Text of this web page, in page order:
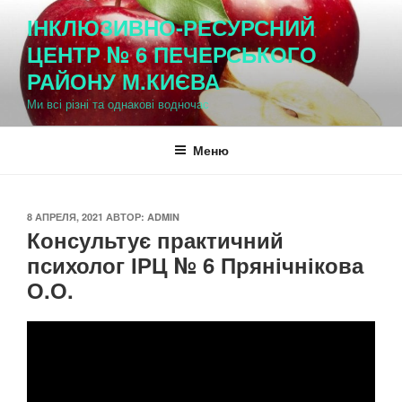
Перейти
содержимому
ІНКЛЮЗИВНО-РЕСУРСНИЙ
ЦЕНТР № 6 ПЕЧЕРСЬКОГО
РАЙОНУ М.КИЄВА
Ми всі різні та однакові водночас
Меню
ОПУБЛИКОВАНО
8 АПРЕЛЯ, 2021 АВТОР: ADMIN
Консультує практичний
психолог ІРЦ № 6 Прянічнікова
О.О.